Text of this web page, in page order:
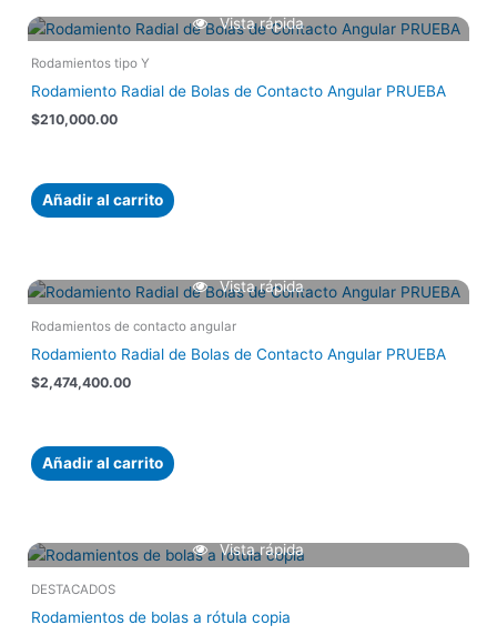
Vista rápida
Rodamientos tipo Y
Rodamiento Radial de Bolas de Contacto Angular PRUEBA
$210,000.00
Añadir al carrito
Vista rápida
Rodamientos de contacto angular
Rodamiento Radial de Bolas de Contacto Angular PRUEBA
$2,474,400.00
Añadir al carrito
Vista rápida
DESTACADOS
Rodamientos de bolas a rótula copia